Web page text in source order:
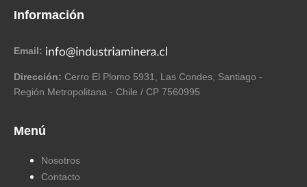
Información
Email:
Dirección: Cerro El Plomo 5931, Las Condes, Santiago -
Región Metropolitana - Chile / CP 7560995
Menú
Nosotros
Contacto